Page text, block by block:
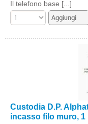
Il telefono base [...]
Custodia D.P.
incasso filo muro,